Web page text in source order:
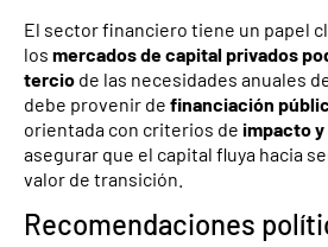
El sector financiero tiene un papel
los mercados de capital privados
tercio de las necesidades anuales
debe provenir de financiación
orientada con criterios de impacto
asegurar que el capital fluya hacia
valor de transición.
Recomendaciones